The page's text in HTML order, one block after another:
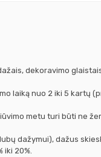
dekoravimo
laiką nuo 2 iki 5 kartų
metu turi būti ne
dažymui), dažus
iki 20%.